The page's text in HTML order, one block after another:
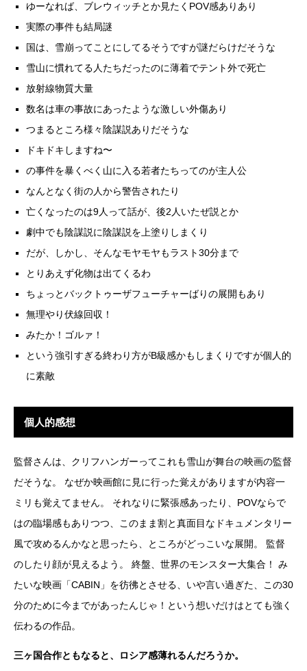
ゆーなれば、ブレウィッチとか見たくPOV感ありあり
実際の事件も結局謎
国は、雪崩ってことにしてるそうですが謎だらけだそうな
雪山に慣れてる人たちだったのに薄着でテント外で死亡
放射線物質大量
数名は車の事故にあったような激しい外傷あり
つまるところ様々陰謀説ありだそうな
ドキドキしますね〜
の事件を暴くべく山に入る若者たちってのが主人公
なんとなく街の人から警告されたり
亡くなったのは9人って話が、後2人いたぜ説とか
劇中でも陰謀説に陰謀説を上塗りしまくり
だが、しかし、そんなモヤモヤもラスト30分まで
とりあえず化物は出てくるわ
ちょっとバックトゥーザフューチャーばりの展開もあり
無理やり伏線回収！
みたか！ゴルァ！
という強引すぎる終わり方がB級感かもしまくりですが個人的
に素敵
個人的感想
監督さんは、クリフハンガーってこれも雪山が舞台の映画の監督
だそうな。 なぜか映画館に見に行った覚えがありますが内容一
ミリも覚えてません。 それなりに緊張感あったり、POVならで
はの臨場感もありつつ、このまま割と真面目なドキュメンタリー
風で攻めるんかなと思ったら、ところがどっこいな展開。 監督
のしたり顔が見えるよう。 終盤、世界のモンスター大集合！ み
たいな映画「CABIN」を彷彿とさせる、いや言い過ぎた、この30
分のために今までがあったんじゃ！という想いだけはとても強く
伝わるの作品。
三ヶ国合作ともなると、ロシア感薄れるんだろうか。